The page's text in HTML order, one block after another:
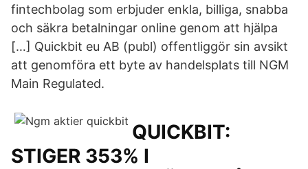
fintechbolag som erbjuder enkla, billiga, snabba
och säkra betalningar online genom att hjälpa
[…] Quickbit eu AB (publ) offentliggör sin avsikt
att genomföra ett byte av handelsplats till NGM
Main Regulated.
QUICKBIT:
STIGER 353% I